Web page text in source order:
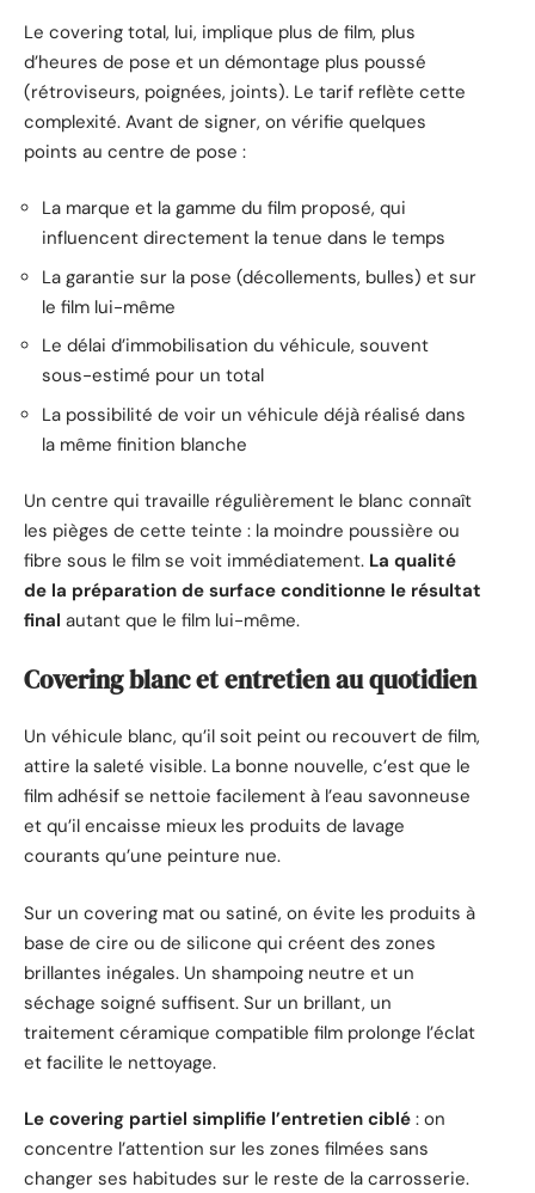
Le covering total, lui, implique plus de film, plus
d’heures de pose et un démontage plus poussé
(rétroviseurs, poignées, joints). Le tarif reflète cette
complexité. Avant de signer, on vérifie quelques
points au centre de pose :
La marque et la gamme du film proposé, qui
influencent directement la tenue dans le temps
La garantie sur la pose (décollements, bulles) et sur
le film lui-même
Le délai d’immobilisation du véhicule, souvent
sous-estimé pour un total
La possibilité de voir un véhicule déjà réalisé dans
la même finition blanche
Un centre qui travaille régulièrement le blanc connaît
les pièges de cette teinte : la moindre poussière ou
fibre sous le film se voit immédiatement. La qualité
de la préparation de surface conditionne le résultat
final autant que le film lui-même.
Covering blanc et entretien au quotidien
Un véhicule blanc, qu’il soit peint ou recouvert de film,
attire la saleté visible. La bonne nouvelle, c’est que le
film adhésif se nettoie facilement à l’eau savonneuse
et qu’il encaisse mieux les produits de lavage
courants qu’une peinture nue.
Sur un covering mat ou satiné, on évite les produits à
base de cire ou de silicone qui créent des zones
brillantes inégales. Un shampoing neutre et un
séchage soigné suffisent. Sur un brillant, un
traitement céramique compatible film prolonge l’éclat
et facilite le nettoyage.
Le covering partiel simplifie l’entretien ciblé : on
concentre l’attention sur les zones filmées sans
changer ses habitudes sur le reste de la carrosserie.